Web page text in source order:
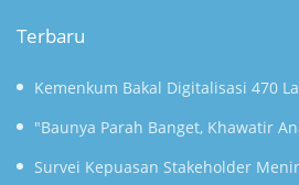
Terbaru
Kemenkum Bakal Digitalisasi 470
Super Mulai September
"Baunya Parah Banget, Khawatir
Keluhkan Gunungan Sampah di SDN
Survei Kepuasan Stakeholder